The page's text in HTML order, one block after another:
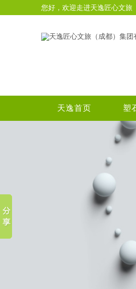
您好，欢迎走进天逸匠心文旅
天逸首页 塑